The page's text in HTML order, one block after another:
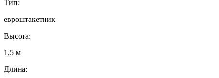
Тип:
евроштакетник
Высота:
1,5 м
Длина: